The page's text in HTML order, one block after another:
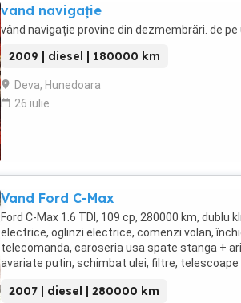
vand navigație
vând navigație provine din dezmembrări. de
2009 | diesel | 180000 km
Deva, Hunedoara
26 iulie
Vand Ford C-Max
Ford C-Max 1.6 TDI, 109 cp, 280000 km, dublu
electrice, oglinzi electrice, comenzi volan,
telecomanda, caroseria usa spate stanga +
avariate putin, schimbat ulei, filtre,
2007 | diesel | 280000 km